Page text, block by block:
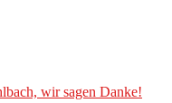
wir sagen Danke!